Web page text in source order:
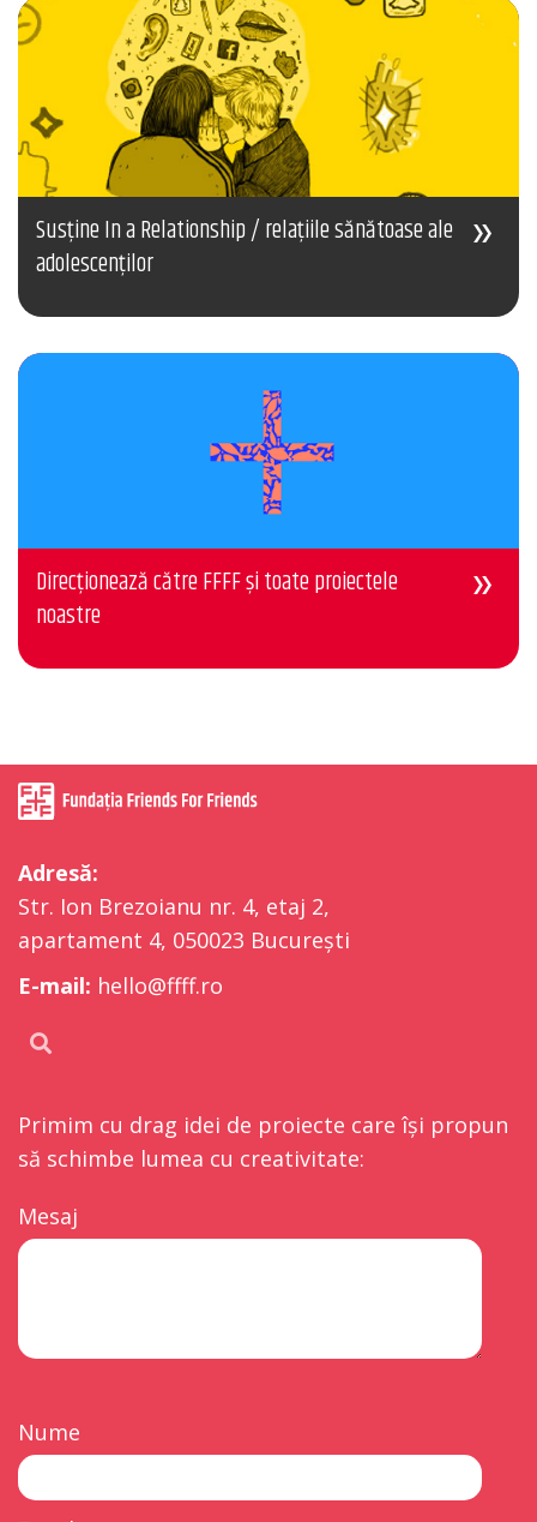
Susține In a Relationship / relațiile sănătoase ale
adolescenților
Direcționează către FFFF și toate proiectele
noastre
Adresă:
Str. Ion Brezoianu nr. 4, etaj 2,
apartament 4, 050023 București
E-mail: hello@ffff.ro
Primim cu drag idei de proiecte care își propun
să schimbe lumea cu creativitate:
Mesaj
Nume